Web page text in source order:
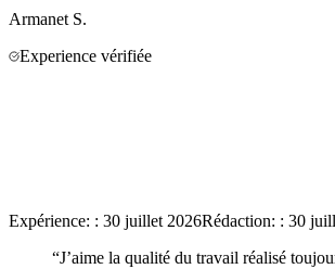
Armanet S.
Experience vérifiée
Expérience: : 30 juillet 2026Rédaction: : 30
“J’aime la qualité du travail réalisé